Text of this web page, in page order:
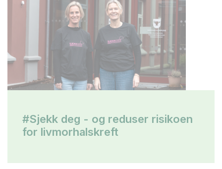
#Sjekk deg - og reduser risikoen
for livmorhalskreft